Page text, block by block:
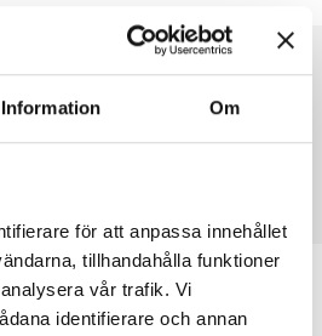
Information Om
för att anpassa innehållet
tillhandahålla funktioner
vår trafik. Vi
identifierare och annan
Däckstorlek
min bil?